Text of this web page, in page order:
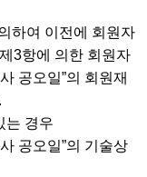
하여 이전에 회원자
3항에 의한 회원자
공오일”의 회원재
는 경우
공오일”의 기술상